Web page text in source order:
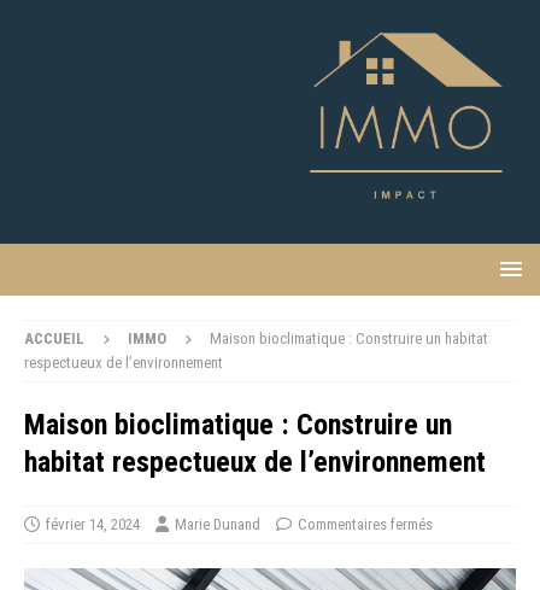
ACCUEIL IMMO
Maison bioclimatique : Construire un habitat
respectueux de l’environnement
Maison bioclimatique : Construire un
habitat respectueux de l’environnement
février 14, 2024 Marie Dunand Commentaires fermés